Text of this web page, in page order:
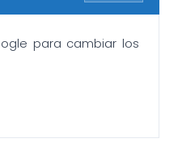
para cambiar los